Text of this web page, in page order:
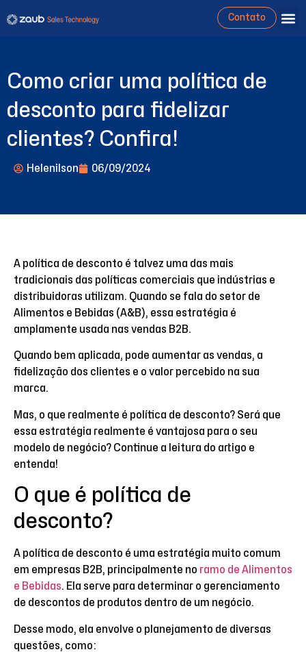
Contato
Como criar uma política de
desconto para fidelizar
clientes? Confira!
Helenilson 06/09/2024
A política de desconto é talvez uma das mais
tradicionais das políticas comerciais que indústrias e
distribuidoras utilizam. Quando se fala do setor de
Alimentos e Bebidas (A&B), essa estratégia é
amplamente usada nas vendas B2B.
Quando bem aplicada, pode aumentar as vendas, a
fidelização dos clientes e o valor percebido na sua
marca.
Mas, o que realmente é política de desconto? Será que
essa estratégia realmente é vantajosa para o seu
modelo de negócio? Continue a leitura do artigo e
entenda!
O que é política de
desconto?
A política de desconto é uma estratégia muito comum
em empresas B2B, principalmente no ramo de Alimentos
e Bebidas. Ela serve para determinar o gerenciamento
de descontos de produtos dentro de um negócio.
Desse modo, ela envolve o planejamento de diversas
questões, como: